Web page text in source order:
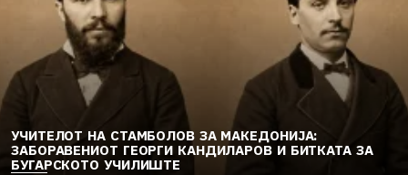
УЧИТЕЛОТ НА СТАМБОЛОВ ЗА МАКЕДОНИЈА:
ЗАБОРАВЕНИОТ ГЕОРГИ КАНДИЛАРОВ И БИТКАТА ЗА
БУГАРСКОТО УЧИЛИШТЕ